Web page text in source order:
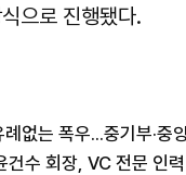
으로 진행됐다.